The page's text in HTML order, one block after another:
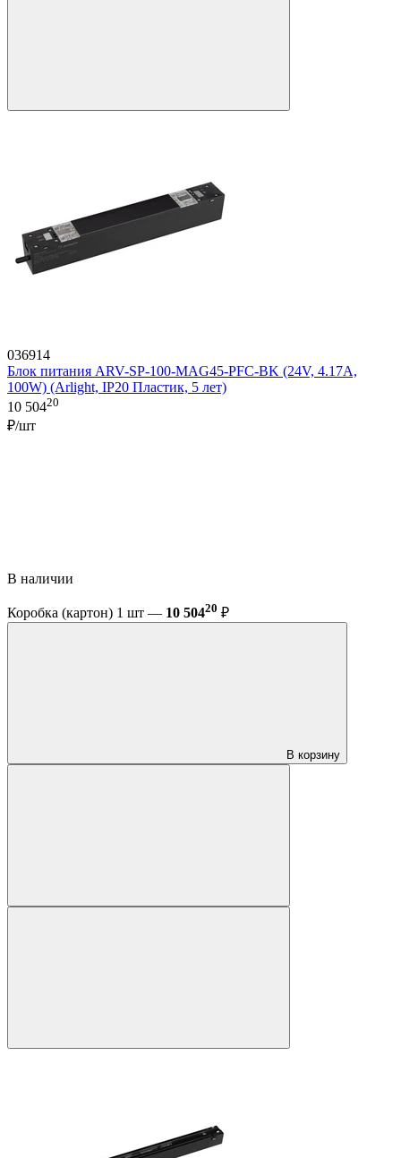
036914
Блок питания ARV-SP-100-MAG45-PFC-BK (24V, 4.17A,
100W) (Arlight, IP20 Пластик, 5 лет)
10 50420
₽/шт
В наличии
Коробка (картон) 1 шт — 10 50420 ₽
В корзину